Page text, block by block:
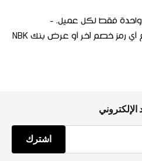
واحدة فقط لكل عميل. -
لا يمكن استخدام رمز الخصم مع أي رمز خصم آخر أو عرض بنك NBK
اشترك